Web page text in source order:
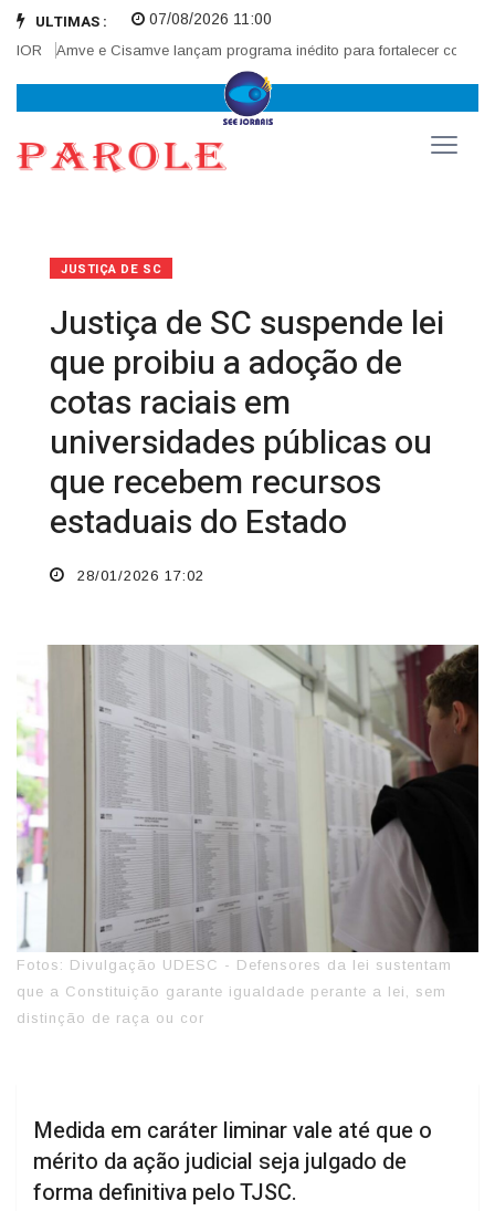
ULTIMAS :
Amve e Cisamve lançam programa inédito para fortalecer
07/08/2026 11:00
JUSTIÇA DE SC
Justiça de SC suspende lei
que proibiu a adoção de
cotas raciais em
universidades públicas ou
que recebem recursos
estaduais do Estado
28/01/2026 17:02
Fotos: Divulgação UDESC - Defensores da lei sustentam
que a Constituição garante igualdade perante a lei, sem
distinção de raça ou cor
Medida em caráter liminar vale até que o
mérito da ação judicial seja julgado de
forma definitiva pelo TJSC.